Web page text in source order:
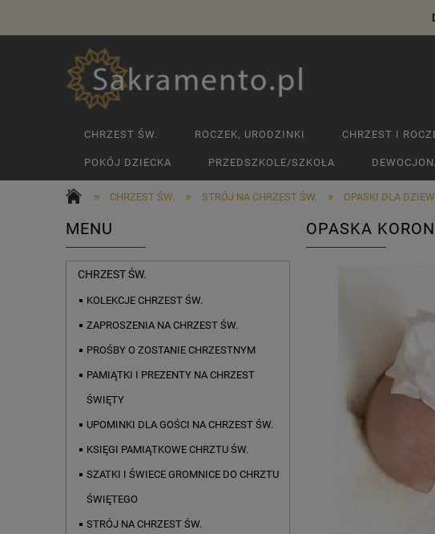
CHRZEST ŚW. ROCZEK, URODZINKI CHRZEST I
POKÓJ DZIECKA PRZEDSZKOLE/SZKOŁA
» CHRZEST ŚW. » STRÓJ NA CHRZEST ŚW. » OPASKI DLA
MENU
CHRZEST ŚW.
KOLEKCJE CHRZEST ŚW.
ZAPROSZENIA NA CHRZEST ŚW.
PROŚBY O ZOSTANIE CHRZESTNYM
PAMIĄTKI I PREZENTY NA CHRZEST
ŚWIĘTY
UPOMINKI DLA GOŚCI NA CHRZEST ŚW.
KSIĘGI PAMIĄTKOWE CHRZTU ŚW.
SZATKI I ŚWIECE GROMNICE DO CHRZTU
ŚWIĘTEGO
STRÓJ NA CHRZEST ŚW.
OPASKA